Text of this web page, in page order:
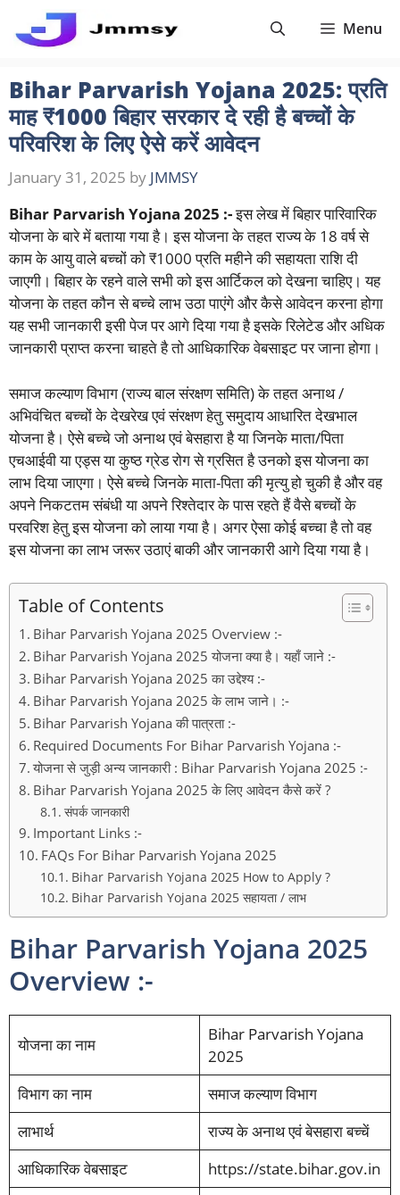
Menu
Bihar Parvarish Yojana 2025: प्रति
माह ₹1000 बिहार सरकार दे रही है बच्चों के
परिवरिश के लिए ऐसे करें आवेदन
January 31, 2025 by JMMSY
Bihar Parvarish Yojana 2025 :-इस लेख में बिहार पारिवारिक
योजना के बारे में बताया गया है। इस योजना के तहत राज्य के 18 वर्ष से
काम के आयु वाले बच्चों को ₹1000 प्रति महीने की सहायता राशि दी
जाएगी। बिहार के रहने वाले सभी को इस आर्टिकल को देखना चाहिए। यह
योजना के तहत कौन से बच्चे लाभ उठा पाएंगे और कैसे आवेदन करना होगा
यह सभी जानकारी इसी पेज पर आगे दिया गया है इसके रिलेटेड और अधिक
जानकारी प्राप्त करना चाहते है तो आधिकारिक वेबसाइट पर जाना होगा।
समाज कल्याण विभाग (राज्य बाल संरक्षण समिति) के तहत अनाथ /
अभिवंचित बच्चों के देखरेख एवं संरक्षण हेतु समुदाय आधारित देखभाल
योजना है। ऐसे बच्चे जो अनाथ एवं बेसहारा है या जिनके माता/पिता
एचआईवी या एड्स या कुष्ठ ग्रेड रोग से ग्रसित है उनको इस योजना का
लाभ दिया जाएगा। ऐसे बच्चे जिनके माता-पिता की मृत्यु हो चुकी है और वह
अपने निकटतम संबंधी या अपने रिश्तेदार के पास रहते हैं वैसे बच्चों के
परवरिश हेतु इस योजना को लाया गया है। अगर ऐसा कोई बच्चा है तो वह
इस योजना का लाभ जरूर उठाएं बाकी और जानकारी आगे दिया गया है।
Table of Contents
Bihar Parvarish Yojana 2025 Overview :-
Bihar Parvarish Yojana 2025 योजना क्या है। यहाँ जाने :-
Bihar Parvarish Yojana 2025 का उद्देश्य :-
Bihar Parvarish Yojana 2025 के लाभ जाने। :-
Bihar Parvarish Yojana की पात्रता :-
Required Documents For Bihar Parvarish Yojana :-
योजना से जुड़ी अन्य जानकारी : Bihar Parvarish Yojana 2025 :-
Bihar Parvarish Yojana 2025 के लिए आवेदन कैसे करें ?
संपर्क जानकारी
Important Links :-
FAQs For Bihar Parvarish Yojana 2025
Bihar Parvarish Yojana 2025 How to Apply ?
Bihar Parvarish Yojana 2025 सहायता / लाभ
Bihar Parvarish Yojana 2025
Overview :-
योजना का नाम
Bihar Parvarish Yojana
2025
विभाग का नाम
समाज कल्याण विभाग
लाभार्थ
राज्य के अनाथ एवं बेसहारा बच्चें
आधिकारिक वेबसाइट
https://state.bihar.gov.in